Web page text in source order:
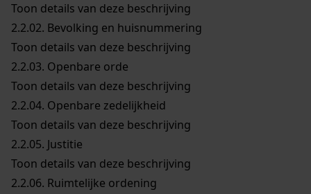
Toon details van deze beschrijving
2.2.02. Bevolking en huisnummering
Toon details van deze beschrijving
2.2.03. Openbare orde
Toon details van deze beschrijving
2.2.04. Openbare zedelijkheid
Toon details van deze beschrijving
2.2.05. Justitie
Toon details van deze beschrijving
2.2.06. Ruimtelijke ordening